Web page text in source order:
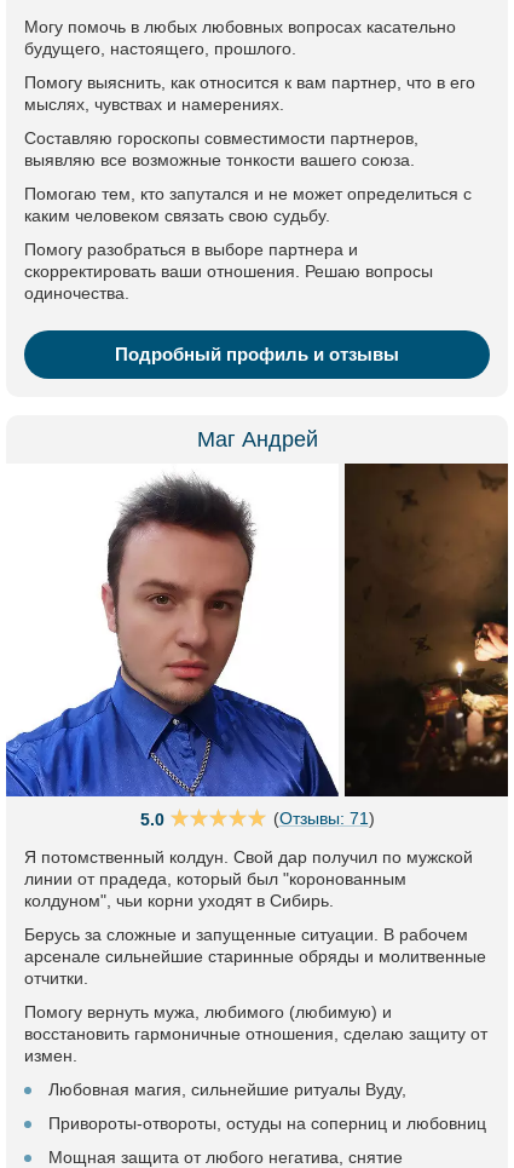
Могу помочь в любых любовных вопросах касательно
будущего, настоящего, прошлого.
Помогу выяснить, как относится к вам партнер, что в его
мыслях, чувствах и намерениях.
Составляю гороскопы совместимости партнеров,
выявляю все возможные тонкости вашего союза.
Помогаю тем, кто запутался и не может определиться с
каким человеком связать свою судьбу.
Помогу разобраться в выборе партнера и
скорректировать ваши отношения. Решаю вопросы
одиночества.
Подробный профиль и отзывы
Маг Андрей
5.0 (Отзывы: 71)
Я потомственный колдун. Свой дар получил по мужской
линии от прадеда, который был "коронованным
колдуном", чьи корни уходят в Сибирь.
Берусь за сложные и запущенные ситуации. В рабочем
арсенале сильнейшие старинные обряды и молитвенные
отчитки.
Помогу вернуть мужа, любимого (любимую) и
восстановить гармоничные отношения, сделаю защиту от
измен.
Любовная магия, сильнейшие ритуалы Вуду,
Привороты-отвороты, остуды на соперниц и любовниц
Мощная защита от любого негатива, снятие